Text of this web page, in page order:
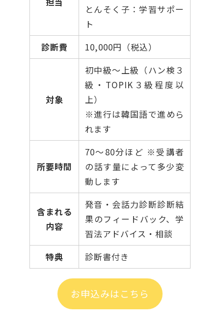
とんそく子：学習サポー
ト
診断費
10,000円（税込）
対象
初中級〜上級（ハン検３
級・TOPIK３級程度以
上）
※進行は韓国語で進めら
れます
所要時間
70〜80分ほど ※受講者
の話す量によって多少変
動します
含まれる
内容
発音・会話力診断診断結
果のフィードバック、学
習法アドバイス・相談
特典
診断書付き
お申込みはこちら